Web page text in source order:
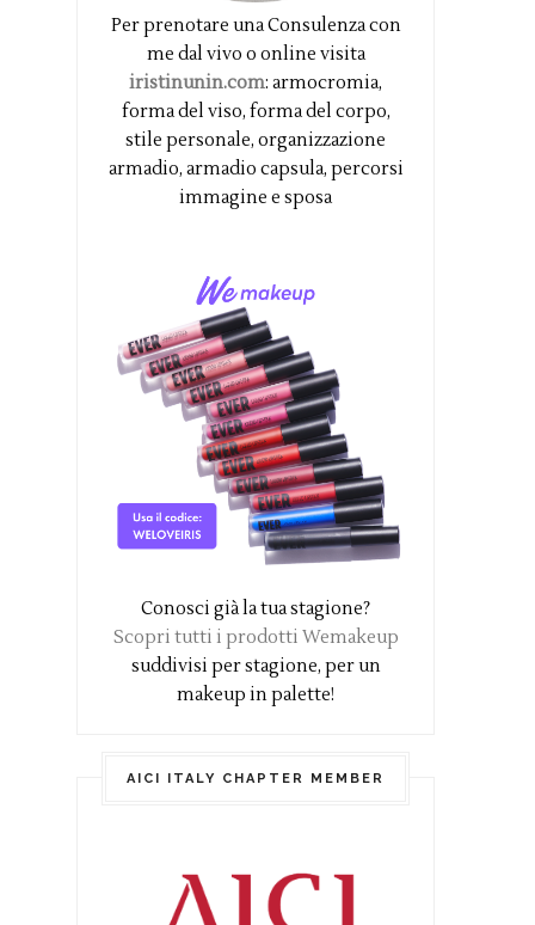
Per prenotare una Consulenza con
me dal vivo o online visita
iristinunin.com: armocromia,
forma del viso, forma del corpo,
stile personale, organizzazione
armadio, armadio capsula, percorsi
immagine e sposa
Conosci già la tua stagione?
Scopri tutti i prodotti Wemakeup
suddivisi per stagione, per un
makeup in palette!
AICI ITALY CHAPTER MEMBER